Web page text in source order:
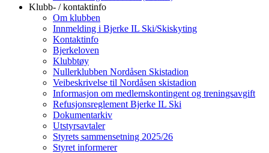
Klubb- / kontaktinfo
Om klubben
Innmelding i Bjerke IL Ski/Skiskyting
Kontaktinfo
Bjerkeloven
Klubbtøy
Nullerklubben Nordåsen Skistadion
Veibeskrivelse til Nordåsen skistadion
Informasjon om medlemskontingent og treningsavgift
Refusjonsreglement Bjerke IL Ski
Dokumentarkiv
Utstyrsavtaler
Styrets sammensetning 2025/26
Styret informerer